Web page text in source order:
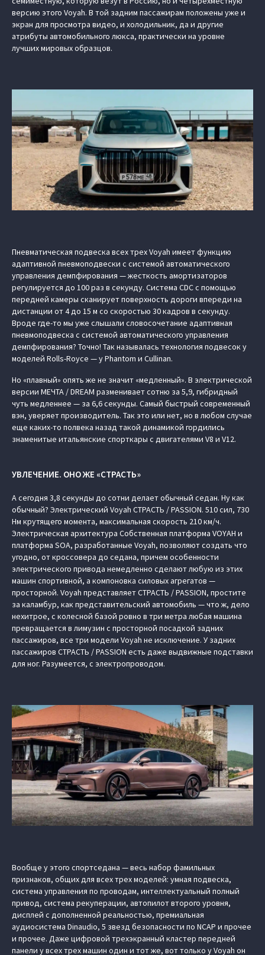
версию этого Voyah. В той задним пассажирам положены уже и
экран для просмотра видео, и холодильник, да и другие
атрибуты автомобильного люкса, практически на уровне
лучших мировых образцов.
Пневматическая подвеска всех трех Voyah имеет функцию
адаптивной пневмоподвески с системой автоматического
управления демпфирования — жесткость амортизаторов
регулируется до 100 раз в секунду. Система CDC с помощью
передней камеры сканирует поверхность дороги впереди на
дистанции от 4 до 15 м со скоростью 30 кадров в секунду.
Вроде где-то мы уже слышали словосочетание адаптивная
пневмоподвеска с системой автоматического управления
демпфирования? Точно! Так называлась технология подвесок у
моделей Rolls-Royce — у Phantom и Cullinan.
Но «плавный» опять же не значит «медленный». В электрической
версии МЕЧТА / DREAM разменивает сотню за 5,9, гибридный
чуть медленнее — за 6,6 секунды. Самый быстрый современный
вэн, уверяет производитель. Так это или нет, но в любом случае
еще каких-то полвека назад такой динамикой гордились
знаменитые итальянские спорткары с двигателями V8 и V12.
УВЛЕЧЕНИЕ. ОНО ЖЕ «СТРАСТЬ»
А сегодня 3,8 секунды до сотни делает обычный седан. Ну как
обычный? Электрический Voyah СТРАСТЬ / PASSION. 510 сил, 730
Нм крутящего момента, максимальная скорость 210 км/ч.
Электрическая архитектура Cобственная платформа VOYAH и
платформа SOA, разработанные Voyah, позволяют создать что
угодно, от кроссовера до седана, причем особенности
электрического привода немедленно сделают любую из этих
машин спортивной, а компоновка силовых агрегатов —
просторной. Voyah представляет СТРАСТЬ / PASSION, простите
за каламбур, как представительский автомобиль — что ж, дело
нехитрое, с колесной базой ровно в три метра любая машина
превращается в лимузин с просторной посадкой задних
пассажиров, все три модели Voyah не исключение. У задних
пассажиров СТРАСТЬ / PASSION есть даже выдвижные подставки
для ног. Разумеется, с электропроводом.
Вообще у этого спортседана — весь набор фамильных
признаков, общих для всех трех моделей: умная подвеска,
система управления по проводам, интеллектуальный полный
привод, система рекуперации, автопилот второго уровня,
дисплей с дополненной реальностью, премиальная
аудиосистема Dinaudio, 5 звезд безопасности по NCAP и прочее
и прочее. Даже цифровой трехэкранный кластер передней
панели у всех трех машин один и тот же, вот только у Voyah он